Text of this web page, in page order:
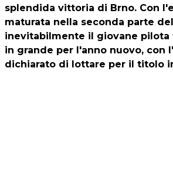
splendida vittoria di Brno. Con
maturata nella seconda parte
inevitabilmente il giovane pilota
in grande per l'anno nuovo, con
dichiarato di lottare per il titolo